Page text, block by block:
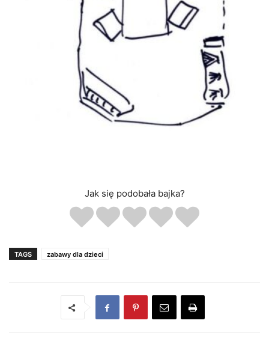
Jak się podobała bajka?
TAGS zabawy dla dzieci